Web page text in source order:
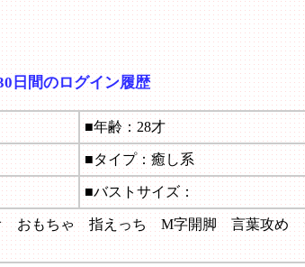
日間のログイン履歴
■年齢：28才
■タイプ：癒し系
■バストサイズ：
おもちゃ 指えっち M字開脚 言葉攻め